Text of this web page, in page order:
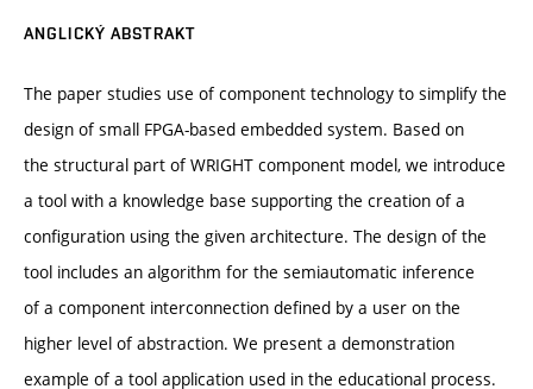
ANGLICKÝ ABSTRAKT
The paper studies use of component technology to simplify the
design of small FPGA-based embedded system. Based on
the structural part of WRIGHT component model, we introduce
a tool with a knowledge base supporting the creation of a
configuration using the given architecture. The design of the
tool includes an algorithm for the semiautomatic inference
of a component interconnection defined by a user on the
higher level of abstraction. We present a demonstration
example of a tool application used in the educational process.